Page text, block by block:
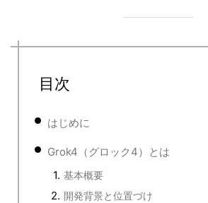
目次
はじめに
Grok4（グロック4）とは
基本概要
開発背景と位置づけ